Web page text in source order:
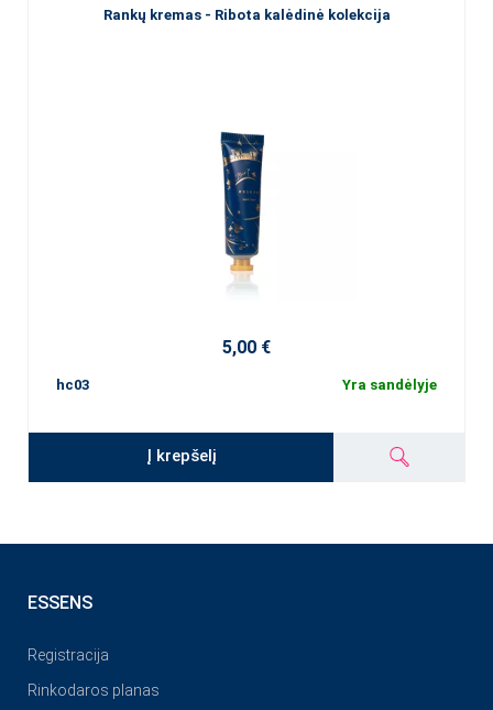
Rankų kremas - Ribota kalėdinė kolekcija
5,00 €
hc03 Yra sandėlyje
Į krepšelį
ESSENS
Registracija
Rinkodaros planas